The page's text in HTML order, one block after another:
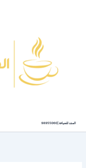
المجد للضيافة |98955060